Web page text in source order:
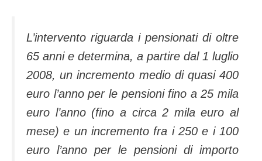
L’intervento riguarda i pensionati di oltre
65 anni e determina, a partire dal 1 luglio
2008, un incremento medio di quasi 400
euro l’anno per le pensioni fino a 25 mila
euro l’anno (fino a circa 2 mila euro al
mese) e un incremento fra i 250 e i 100
euro l’anno per le pensioni di importo